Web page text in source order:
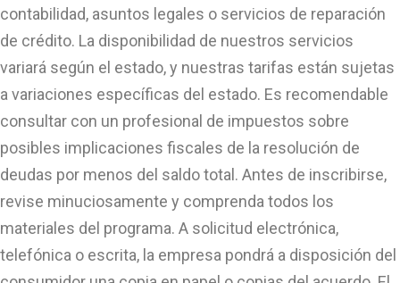
contabilidad, asuntos legales o servicios de reparación
de crédito. La disponibilidad de nuestros servicios
variará según el estado, y nuestras tarifas están sujetas
a variaciones específicas del estado. Es recomendable
consultar con un profesional de impuestos sobre
posibles implicaciones fiscales de la resolución de
deudas por menos del saldo total. Antes de inscribirse,
revise minuciosamente y comprenda todos los
materiales del programa. A solicitud electrónica,
telefónica o escrita, la empresa pondrá a disposición del